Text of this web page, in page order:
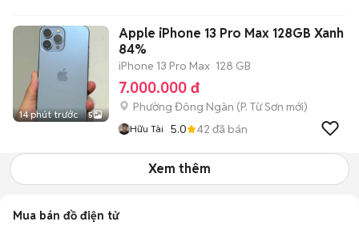
14 phút trước 5
Apple iPhone 13 Pro Max 128GB Xanh
84%
iPhone 13 Pro Max 128 GB
7.000.000 đ
Phường Đông Ngàn (P. Từ Sơn mới)
Hữu Tài 5.0 42 đã bán
Xem thêm
Mua bán đồ điện tử